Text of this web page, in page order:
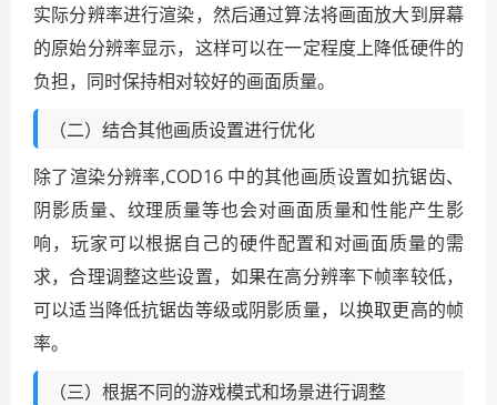
实际分辨率进行渲染，然后通过算法将画面放大到屏幕
的原始分辨率显示，这样可以在一定程度上降低硬件的
负担，同时保持相对较好的画面质量。
（二）结合其他画质设置进行优化
除了渲染分辨率,COD16 中的其他画质设置如抗锯齿、
阴影质量、纹理质量等也会对画面质量和性能产生影
响，玩家可以根据自己的硬件配置和对画面质量的需
求，合理调整这些设置，如果在高分辨率下帧率较低，
可以适当降低抗锯齿等级或阴影质量，以换取更高的帧
率。
（三）根据不同的游戏模式和场景进行调整